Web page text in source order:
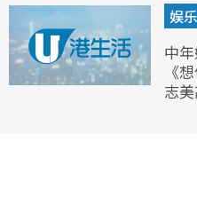
娱乐
中
《
志